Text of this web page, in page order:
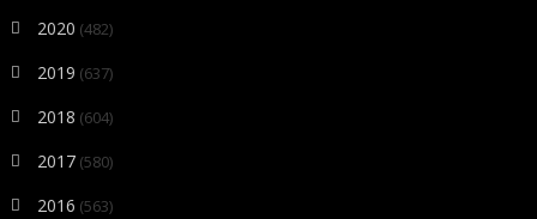
2020 (482)
2019 (637)
2018 (604)
2017 (580)
2016 (563)